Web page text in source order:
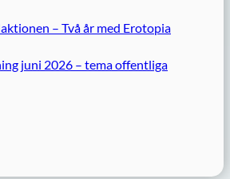
– Två år med Erotopia
juni 2026 – tema offentliga